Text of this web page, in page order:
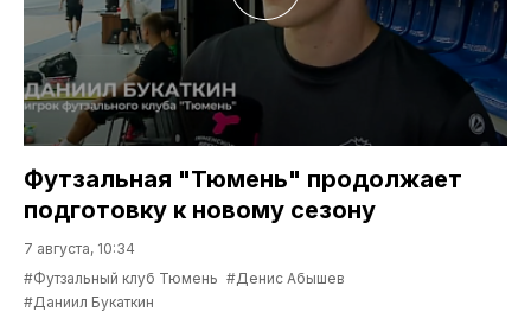
Футзальная "Тюмень" продолжает
подготовку к новому сезону
7 августа, 10:34
#Футзальный клуб Тюмень #Денис Абышев
#Даниил Букаткин